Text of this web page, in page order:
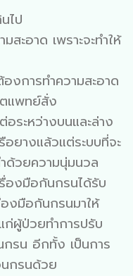
ไป
สะอาด เพราะจะทำให้
งการทำความสะอาด
แพทย์สั่ง
ระหว่างบนและล่าง
ยางแล้วแต่ระบบที่จะ
ำด้วยความนุ่มนวล
องมือกันกรนได้รับ
งมือกันกรนมาให้
ก่ผู้ป่วยทำการปรับ
รน อีกทั้ง เป็นการ
กรนด้วย